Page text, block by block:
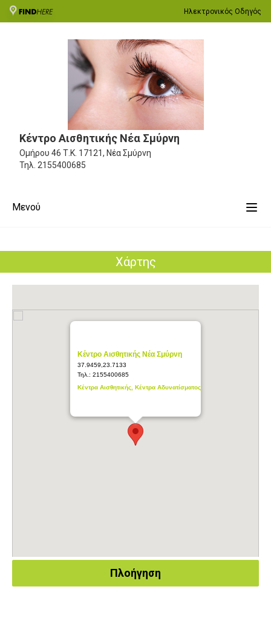
Ηλεκτρονικός Οδηγός
Κέντρο Αισθητικής Νέα Σμύρνη
Ομήρου 46 Τ.Κ. 17121, Νέα Σμύρνη
Τηλ. 2155400685
Μενού
Χάρτης
Κέντρο Αισθητικής Νέα Σμύρνη
37.9459,23.7133
Τηλ.: 2155400685
Κέντρα Αισθητικής, Κέντρα Αδυνατίσματος
Πλοήγηση